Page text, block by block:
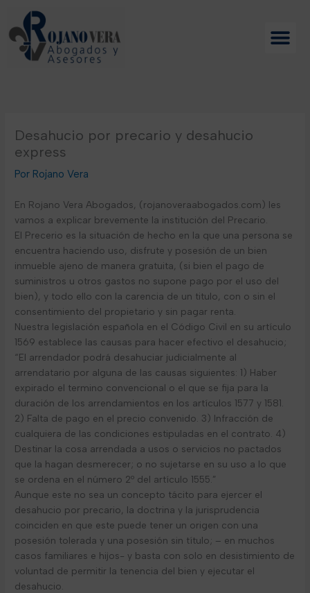
contenido
Desahucio por precario y desahucio
express
Rojano Vera
En Rojano Vera Abogados, (rojanoveraabogados.com) les
vamos a explicar brevemente la institución del Precario.
El Precerio es la situación de hecho en la que una persona se
encuentra haciendo uso, disfrute y posesión de un bien
inmueble ajeno de manera gratuita, (si bien el pago de
suministros u otros gastos no supone pago por el uso del
bien), y todo ello con la carencia de un titulo, con o sin el
consentimiento del propietario y sin pagar renta.
Nuestra legislación española en el Código Civil en su artículo
1569 establece las causas para hacer efectivo el desahucio;
“El arrendador podrá desahuciar judicialmente al
arrendatario por alguna de las causas siguientes: 1) Haber
expirado el termino convencional o el que se fija para la
duración de los arrendamientos en los artículos 1577 y 1581.
2) Falta de pago en el precio convenido. 3) Infracción de
cualquiera de las condiciones estipuladas en el contrato. 4)
Destinar la cosa arrendada a usos o servicios no pactados
que la hagan desmerecer; o no sujetarse en su uso a lo que
se ordena en el número 2º del artículo 1555.”
Aunque este no sea un concepto tácito para ejercer el
desahucio por precario, la doctrina y la jurisprudencia
coinciden en que este puede tener un origen con una
posesión tolerada y una posesión sin título; – en muchos
casos familiares e hijos- y basta con solo en desistimiento de
voluntad de permitir la tenencia del bien y ejecutar el
desahucio.